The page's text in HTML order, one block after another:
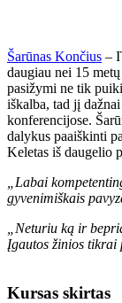
Šarūnas Končius –
daugiau nei 15
pasižymi ne tik
iškalba, tad jį
konferencijose.
dalykus paaiškinti
Keletas iš daugelio
„Labai
gyvenimiškais
„Neturiu ką ir
Įgautos žinios
Kursas skirtas